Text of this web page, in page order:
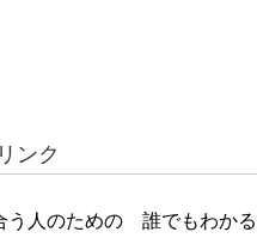
ンク
人のための　誰でもわか